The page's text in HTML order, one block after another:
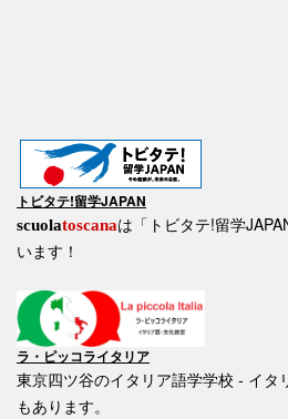
トビタテ!留学JAPAN
scuolatoscanaは「トビタテ!留学
います！
ラ・ピッコライタリア
東京四ツ谷のイタリア語学学校 - イタ
もあります。